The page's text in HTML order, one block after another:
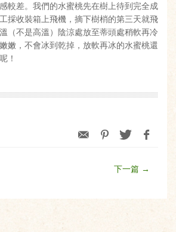
較差。我們的水蜜桃先在樹上待到完全成
採收裝箱上飛機，摘下樹梢的第三天就飛
（不是高溫）陰涼處放至蒂頭處稍軟再冷
嫩，不會冰到乾掉，放軟再冰的水蜜桃還
！
下一篇 →